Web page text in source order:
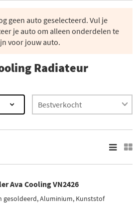
geen auto geselecteerd. Vul je
je auto om alleen onderdelen te
voor jouw auto.
Radiateur
(10)
Ava Cooling VN2426
gesoldeerd, Aluminium, Kunststof